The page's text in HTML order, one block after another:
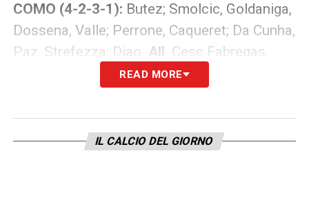
COMO (4-2-3-1): Butez; Smolcic, Goldaniga,
Dossena, Valle; Perrone, Caqueret; Da Cunha,
Paz, Strefezza; Diao. All . Cesc Fabregas.
A disposizione:Vigorito, Reina, Kempf,
Engelhardt, Braunoder, Lesjak.
READ MORE
IL CALCIO DEL GIORNO